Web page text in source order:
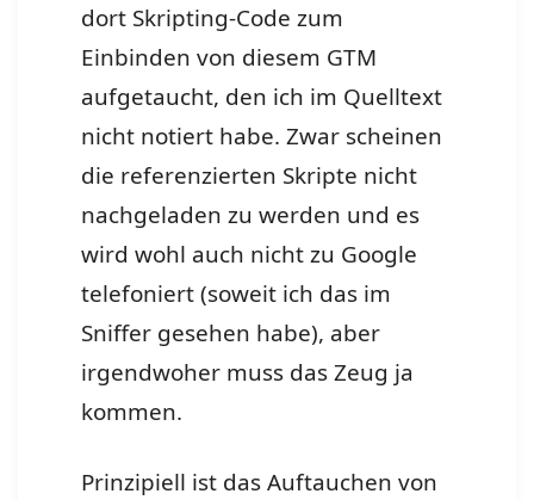
dort Skripting-Code zum
Einbinden von diesem GTM
aufgetaucht, den ich im Quelltext
nicht notiert habe. Zwar scheinen
die referenzierten Skripte nicht
nachgeladen zu werden und es
wird wohl auch nicht zu Google
telefoniert (soweit ich das im
Sniffer gesehen habe), aber
irgendwoher muss das Zeug ja
kommen.
Prinzipiell ist das Auftauchen von